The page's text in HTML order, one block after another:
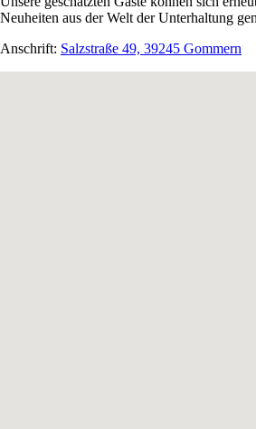
Neuheiten aus der Welt der Unterhaltung
Anschrift: Salzstraße 49, 39245 Gommern